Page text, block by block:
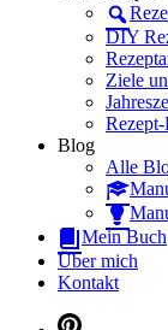
Dein
DIY
Ziele
Blog
Alle
Mein Buch
Über mich
Kontakt